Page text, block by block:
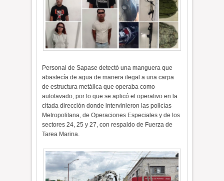
Personal de Sapase detectó una manguera que
abastecía de agua de manera ilegal a una carpa
de estructura metálica que operaba como
autolavado, por lo que se aplicó el operativo en la
citada dirección donde intervinieron las policías
Metropolitana, de Operaciones Especiales y de los
sectores 24, 25 y 27, con respaldo de Fuerza de
Tarea Marina.